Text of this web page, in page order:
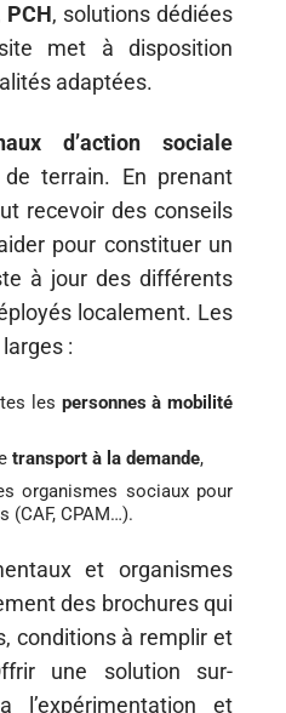
PCH, solutions dédiées
met à disposition
adaptées.
d’action sociale
terrain. En prenant
recevoir des conseils
pour constituer un
à jour des différents
localement. Les
:
les personnes à mobilité
transport à la demande,
organismes sociaux pour
(CAF, CPAM…).
et organismes
des brochures qui
conditions à remplir et
une solution sur-
l’expérimentation et